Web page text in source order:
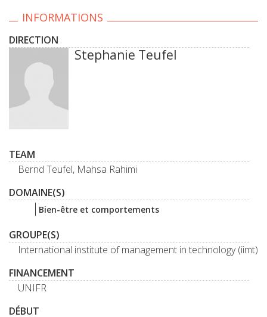
INFORMATIONS
DIRECTION
Stephanie Teufel
TEAM
Bernd Teufel, Mahsa Rahimi
DOMAINE(S)
Bien-être et comportements
GROUPE(S)
International institute of management in technology (iimt)
FINANCEMENT
UNIFR
DÉBUT